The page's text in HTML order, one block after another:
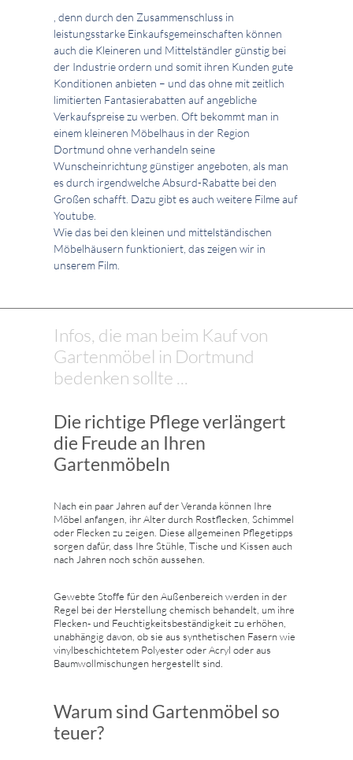
, denn durch den Zusammenschluss in
leistungsstarke Einkaufsgemeinschaften können
auch die Kleineren und Mittelständler günstig bei
der Industrie ordern und somit ihren Kunden gute
Konditionen anbieten – und das ohne mit zeitlich
limitierten Fantasierabatten auf angebliche
Verkaufspreise zu werben. Oft bekommt man in
einem kleineren Möbelhaus in der Region
Dortmund ohne verhandeln seine
Wunscheinrichtung günstiger angeboten, als man
es durch irgendwelche Absurd-Rabatte bei den
Großen schafft. Dazu gibt es auch weitere Filme auf
Youtube.
Wie das bei den kleinen und mittelständischen
Möbelhäusern funktioniert, das zeigen wir in
unserem Film.
Infos, die man beim Kauf von
Gartenmöbel in Dortmund
bedenken sollte ...
Die richtige Pflege verlängert
die Freude an Ihren
Gartenmöbeln
Nach ein paar Jahren auf der Veranda können Ihre
Möbel anfangen, ihr Alter durch Rostflecken, Schimmel
oder Flecken zu zeigen. Diese allgemeinen Pflegetipps
sorgen dafür, dass Ihre Stühle, Tische und Kissen auch
nach Jahren noch schön aussehen.
Gewebte Stoffe für den Außenbereich werden in der
Regel bei der Herstellung chemisch behandelt, um ihre
Flecken- und Feuchtigkeitsbeständigkeit zu erhöhen,
unabhängig davon, ob sie aus synthetischen Fasern wie
vinylbeschichtetem Polyester oder Acryl oder aus
Baumwollmischungen hergestellt sind.
Warum sind Gartenmöbel so
teuer?